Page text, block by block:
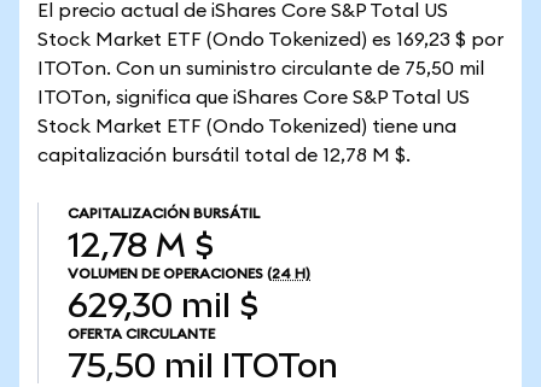
El precio actual de iShares Core S&P Total US
Stock Market ETF (Ondo Tokenized) es 169,23 $ por
ITOTon. Con un suministro circulante de 75,50 mil
ITOTon, significa que iShares Core S&P Total US
Stock Market ETF (Ondo Tokenized) tiene una
capitalización bursátil total de 12,78 M $.
CAPITALIZACIÓN BURSÁTIL
12,78 M $
VOLUMEN DE OPERACIONES (24 H)
629,30 mil $
OFERTA CIRCULANTE
75,50 mil ITOTon